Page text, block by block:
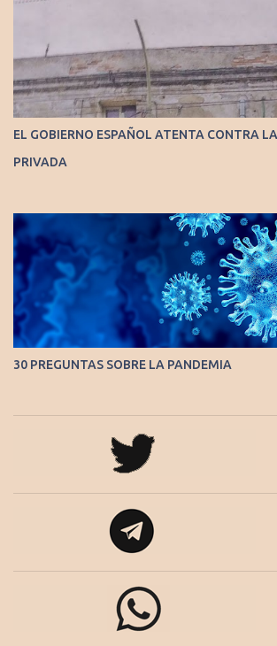
EL GOBIERNO ESPAÑOL ATENTA CONTRA
PRIVADA
30 PREGUNTAS SOBRE LA PANDEMIA